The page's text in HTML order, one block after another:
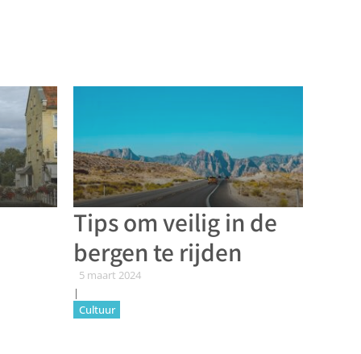
Tips om veilig in de
bergen te rijden
5 maart 2024
|
Cultuur